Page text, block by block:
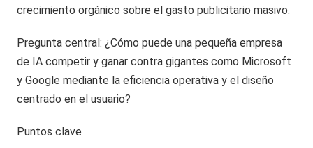
crecimiento orgánico sobre el gasto publicitario masivo.
Pregunta central: ¿Cómo puede una pequeña empresa
de IA competir y ganar contra gigantes como Microsoft
y Google mediante la eficiencia operativa y el diseño
centrado en el usuario?
Puntos clave